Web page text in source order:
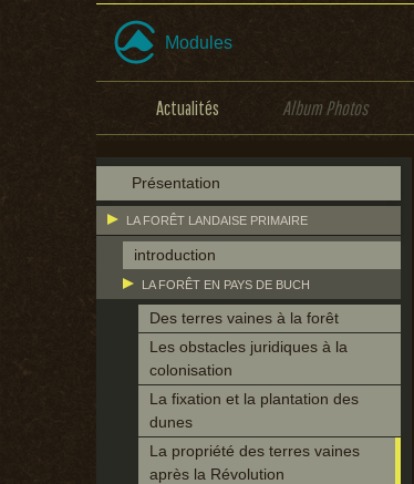
Modules
Actualités Album Photos
Présentation
LA FORÊT LANDAISE PRIMAIRE
introduction
LA FORÊT EN PAYS DE BUCH
Des terres vaines à la forêt
Les obstacles juridiques à la
colonisation
La fixation et la plantation des
dunes
La propriété des terres vaines
après la Révolution